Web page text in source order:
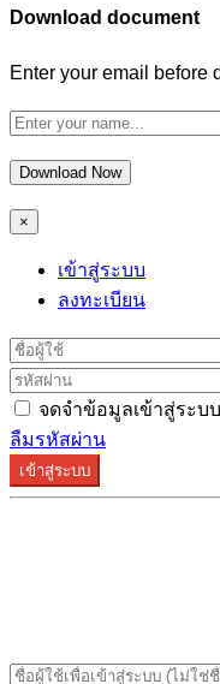
Download document
Enter your email before
Download Now
×
เข้าสู่ระบบ
ลงทะเบียน
จดจำข้อมูลเข้าสู่ระบบ
ลืมรหัสผ่าน
เข้าสู่ระบบ